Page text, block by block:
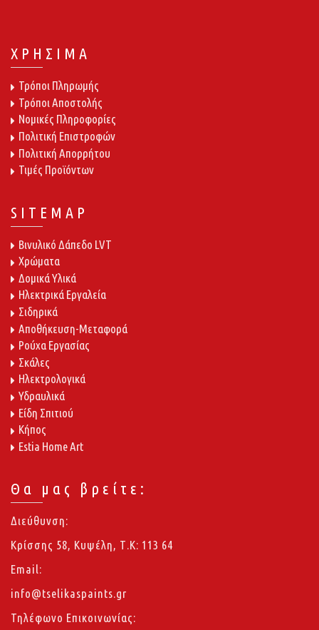
ΧΡΗΣΙΜΑ
Τρόποι Πληρωμής
Τρόποι Αποστολής
Νομικές Πληροφορίες
Πολιτική Επιστροφών
Πολιτική Απορρήτου
Τιμές Προϊόντων
SITEMAP
Βινυλικό Δάπεδο LVT
Χρώματα
Δομικά Υλικά
Ηλεκτρικά Εργαλεία
Σιδηρικά
Αποθήκευση-Μεταφορά
Ρούχα Εργασίας
Σκάλες
Ηλεκτρολογικά
Υδραυλικά
Είδη Σπιτιού
Κήπος
Estia Home Art
Θα μας βρείτε:
Διεύθυνση:
Κρίσσης 58, Κυψέλη, Τ.Κ: 113 64
Email:
info@tselikaspaints.gr
Τηλέφωνο Επικοινωνίας: